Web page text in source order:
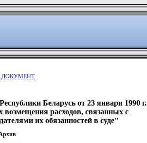
ДОКУМЕНТ
Беларусь от 23 января 1990 г.
расходов, связанных с
их обязанностей в суде"